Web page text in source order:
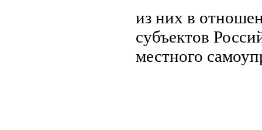
из них в
субъектов
местного